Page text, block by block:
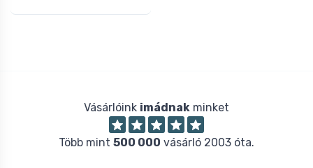
Vásárlóink imádnak minket
Több mint 500 000 vásárló 2003 óta.